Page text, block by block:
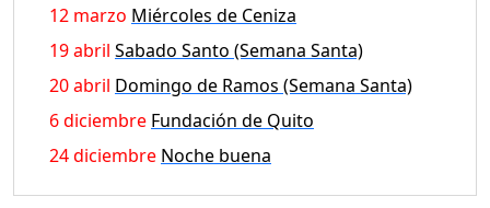
12 marzo Miércoles de Ceniza
19 abril Sabado Santo (Semana Santa)
20 abril Domingo de Ramos (Semana Santa)
6 diciembre Fundación de Quito
24 diciembre Noche buena